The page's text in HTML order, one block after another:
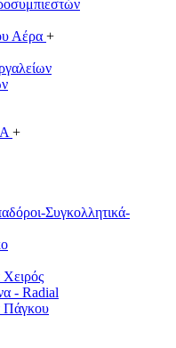
Αέρα +
+
Συγκολλητικά-
Χειρός
- Radial
Πάγκου